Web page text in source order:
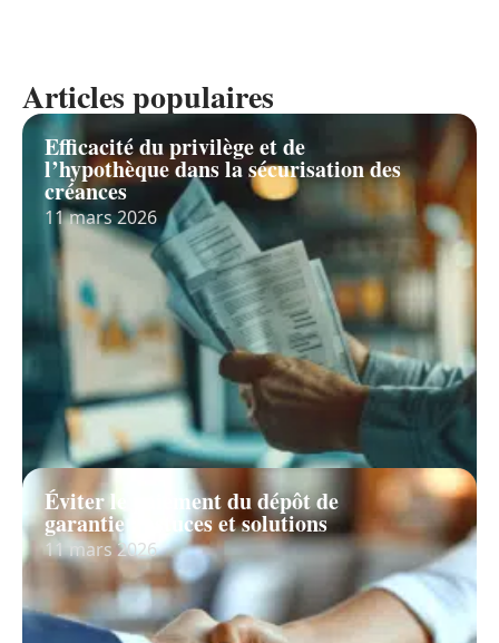
Articles populaires
Efficacité du privilège et de
l’hypothèque dans la sécurisation des
créances
11 mars 2026
Éviter le paiement du dépôt de
garantie : astuces et solutions
11 mars 2026